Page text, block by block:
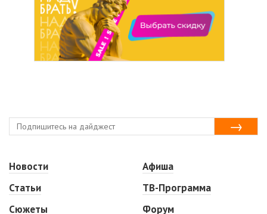
Новости
Статьи
Сюжеты
Афиша
ТВ-Программа
Форум